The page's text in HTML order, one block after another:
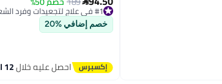
#1 في علاج لتجعيدات وفرد الشعر
توصيل مجاني
بتخلّص بسرعة
تم بيع +320 مؤخرًا
خصم إضافي %20
احصل عليه خلال12 اغسطس